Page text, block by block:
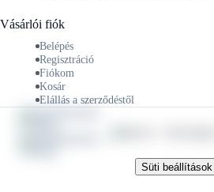
Vásárlói fiók
Belépés
Regisztráció
Fiókom
Kosár
Elállás a szerződéstől
Süti beállítások